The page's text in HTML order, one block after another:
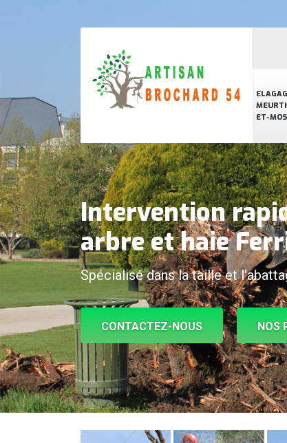
ET-
Intervention
arbre et haie
Spécialisé dans la taille et
CONTACTEZ-NOUS NOS